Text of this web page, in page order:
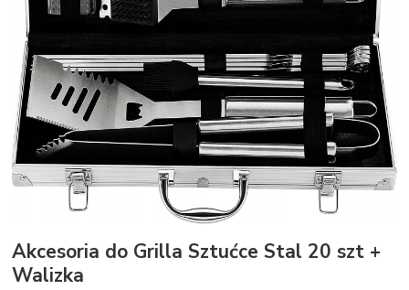
Akcesoria do Grilla Sztućce Stal 20 szt +
Walizka